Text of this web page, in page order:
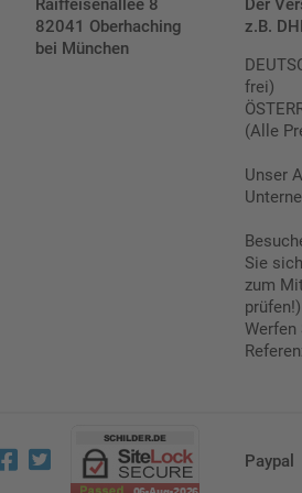
Raiffeisenallee 8
82041 Oberhaching
bei München
Der
z.B.
frei)
(Alle
Unser
Sie
zum
prüfen!)
Werfen
Paypal